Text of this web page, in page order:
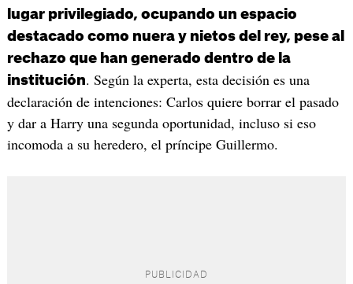
lugar privilegiado, ocupando un espacio
destacado como nuera y nietos del rey, pese al
rechazo que han generado dentro de la
institución. Según la experta, esta decisión es una
declaración de intenciones: Carlos quiere borrar el pasado
y dar a Harry una segunda oportunidad, incluso si eso
incomoda a su heredero, el príncipe Guillermo.